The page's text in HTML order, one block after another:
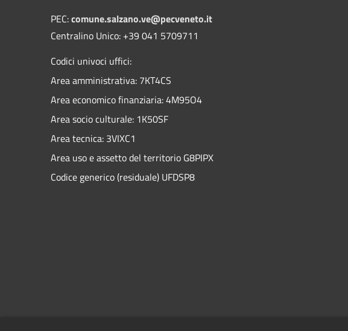
PEC:comune.salzano.ve@pecveneto.it
Centralino Unico: +39 041 5709711
Codici univoci uffici:
Area amministrativa: 7KT4CS
Area economico finanziaria: 4M95O4
Area socio culturale: 1K50SF
Area tecnica: 3VIXC1
Area uso e assetto del territorio G8PIPX
Codice generico (residuale) UFDSP8